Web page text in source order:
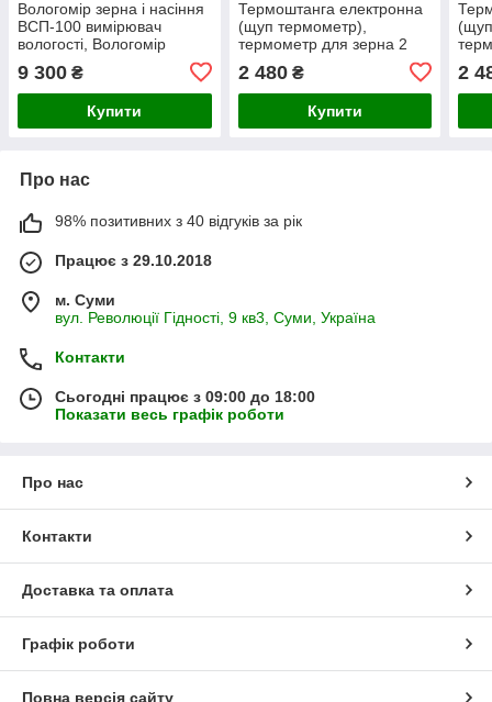
Вологомір зерна і насіння
ВСП-100 вимірювач
вологості, Вологомір
9 300 ₴
Купити
Термоштанга електронна
(щуп термометр),
термометр для зерна 2
2 480₴
Купити
2
Про нас
98% позитивних з 40 відгуків за рік
Працює з 29.10.2018
м. Суми
вул. Революції Гідності, 9 кв3, Суми, Україна
Контакти
Сьогодні працює з 09:00 до 18:00
Показати весь графік роботи
Про нас
Контакти
Доставка та оплата
Графік роботи
Повна версія сайту